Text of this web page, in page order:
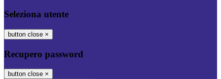
Seleziona utente
button close ×
Recupero password
button close ×